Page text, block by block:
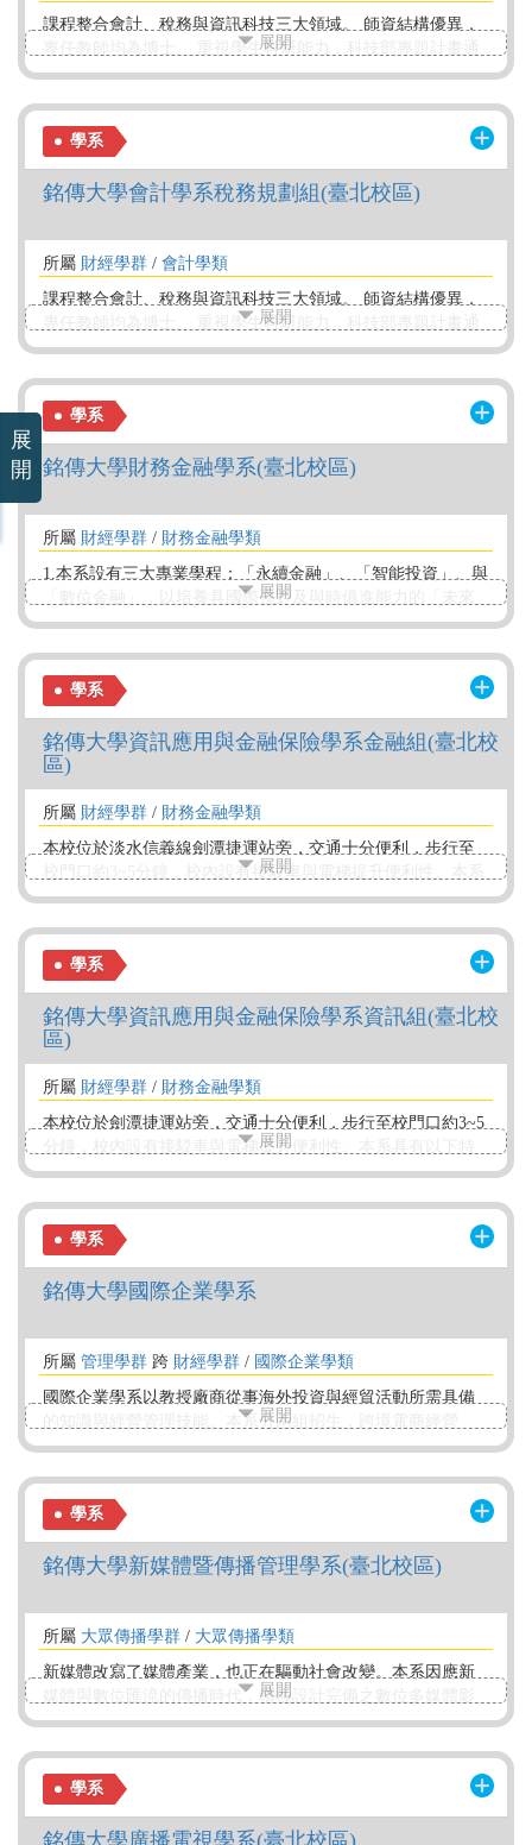
課程整合會計、稅務與資訊科技三大領域。 師資結構優異，
專任教師均為博士。 重視學生科研能力，科技部專題計畫通
過件數財會類名列前茅，並連續兩年獲得研究創作獎。 溝通
習課程，增加學生就業競爭力。
展開
學系
銘傳大學會計學系稅務規劃組(臺北校區)
所屬 財經學群 / 會計學類
課程整合會計、稅務與資訊科技三大領域。 師資結構優異，
專任教師均為博士。 重視學生科研能力，科技部專題計畫通
過件數財會類名列前茅，並連續兩年獲得研究創作獎。 溝通
習課程，增加學生就業競爭力。
展開
學系
銘傳大學財務金融學系(臺北校區)
所屬 財經學群 / 財務金融學類
1.本系設有三大專業學程：「永續金融」、「智能投資」、與
「數位金融」，以培養具國際視野及與時俱進能力的「未來
金融家」為宗旨。 2.具有完整的專業財金教學系統，如「虛
交流及五年一貫升學研究所，讓學生擁有更多元的學習選擇
與國際化視野。
展開
學系
銘傳大學資訊應用與金融保險學系金融組(臺北校
區)
所屬 財經學群 / 財務金融學類
本校位於淡水信義線劍潭捷運站旁，交通十分便利，步行至
校門口約3~5分鐘，校內設有接駁車與電梯提升便利性。本系
具以下特色： 1.全國唯一通過MSCHE和AACSB雙重認證的學
及技能的培養，兼顧理論與實務。本組特色是培養全方位金
融與保險相關知識運用、商品規劃分析及行銷管理能力的人
才 。
展開
學系
銘傳大學資訊應用與金融保險學系資訊組(臺北校
區)
所屬 財經學群 / 財務金融學類
本校位於劍潭捷運站旁，交通十分便利，步行至校門口約3~5
分鐘，校內設有接駁車與電梯提升便利性。本系具有以下特
色: 1.全國唯一通過美國認證大學之系所 2.國際化與資訊化的
單，以商管起家的銘傳大學在金融業表現亮眼，榮獲私校第
一，成為企業最愛的金融人才培育搖籃。
展開
學系
銘傳大學國際企業學系
所屬 管理學群 跨 財經學群 / 國際企業學類
國際企業學系以教授廠商從事海外投資與經貿活動所需具備
的知識與經營管理技能。本系分兩組招生，跨境電商經營
組、外貿行銷管理組。在國際貿易基礎下，分別強調跨境電
展開
學系
銘傳大學新媒體暨傳播管理學系(臺北校區)
所屬 大眾傳播學群 / 大眾傳播學類
新媒體改寫了媒體產業，也正在驅動社會改變。本系因應新
媒體與數位匯流的傳播時代，積極設計完備之數位多媒體影
音傳播教育，以培養傳播媒體事業全方位之多元管理人才。
學習環境。 請參考本系網址 https://nmca.mcu.edu.tw/
展開
學系
展
開